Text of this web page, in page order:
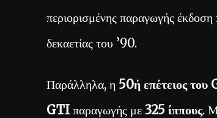
περιορισμένης παραγωγής έκδοση
δεκαετίας του ’90.
Παράλληλα, η 50ή επέτειος του
GTI παραγωγής με 325 ίππους.